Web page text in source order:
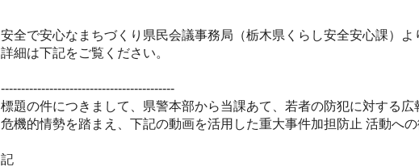
安全で安心なまちづくり県民会議事務局（栃木県くらし安全安心課）よ
詳細は下記をご覧ください。
-------------------------------------------
標題の件につきまして、県警本部から当課あて、若者の防犯に対する広
危機的情勢を踏まえ、下記の動画を活用した重大事件加担防止 活動への
記